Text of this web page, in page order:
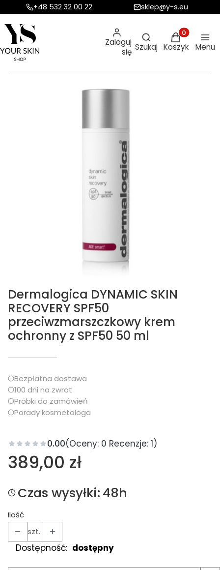
+48 532 32 00 22 sklep@y-s.eu
Zaloguj
się
Otwórz
Szukaj
Produkty w
Koszyk Menu
Dermalogica DYNAMIC SKIN
RECOVERY SPF50
przeciwzmarszczkowy krem
ochronny z SPF50 50 ml
Bezpłatna dostawa
100 dni na zwrot
Próbki do zamówień
Porady kosmetologa
0.00(Oceny: 0 Recenzje: 1)
Cena
389,00 zł
Czas wysyłki:48h
Ilość
szt.
Dostępność: dostępny